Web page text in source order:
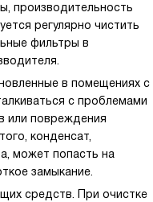
производительность
регулярно чистить
фильтры в
в помещениях с
с проблемами
или повреждения
конденсат,
может попасть на
замыкание.
средств. При очистке